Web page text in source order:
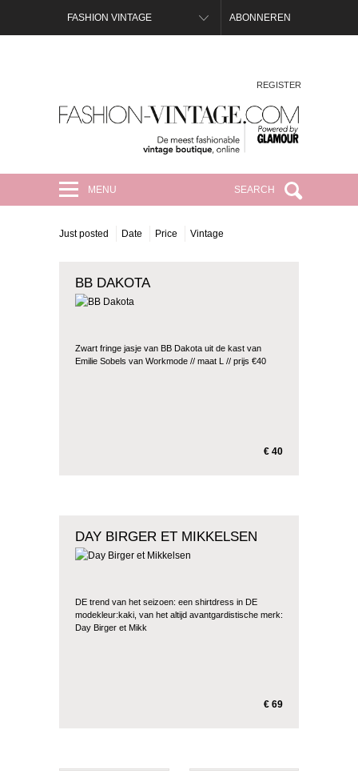
FASHION VINTAGE ABONNEREN
MENU SEARCH
REGISTER
Just posted Date Price Vintage
BB DAKOTA
Zwart fringe jasje van BB Dakota uit de kast van
Emilie Sobels van Workmode // maat L // prijs €40
€ 40
DAY BIRGER ET MIKKELSEN
DE trend van het seizoen: een shirtdress in DE
modekleur:kaki, van het altijd avantgardistische merk:
Day Birger et Mikk
€ 69